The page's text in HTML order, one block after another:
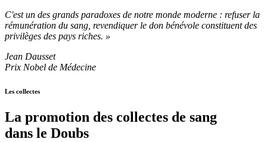
C'est un des grands paradoxes de notre monde moderne : refuser la
rémunération du sang, revendiquer le don bénévole constituent des
privilèges des pays riches. »
Jean Dausset
Prix Nobel de Médecine
Les collectes
La promotion des collectes de sang
dans le Doubs